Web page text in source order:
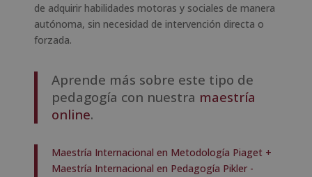
de adquirir habilidades motoras y sociales de manera
autónoma, sin necesidad de intervención directa o
forzada.
Aprende más sobre este tipo de
pedagogía con nuestra maestría
online.
Maestría Internacional en Metodología Piaget +
Maestría Internacional en Pedagogía Pikler -